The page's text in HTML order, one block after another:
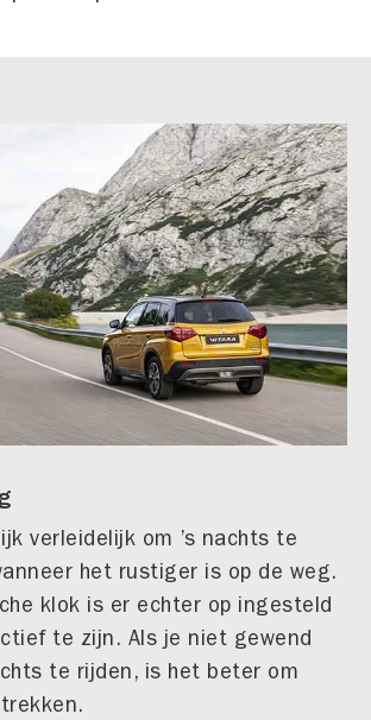
verleidelijk om ’s nachts te
het rustiger is op de weg.
klok is er echter op ingesteld
te zijn. Als je niet gewend
te rijden, is het beter om